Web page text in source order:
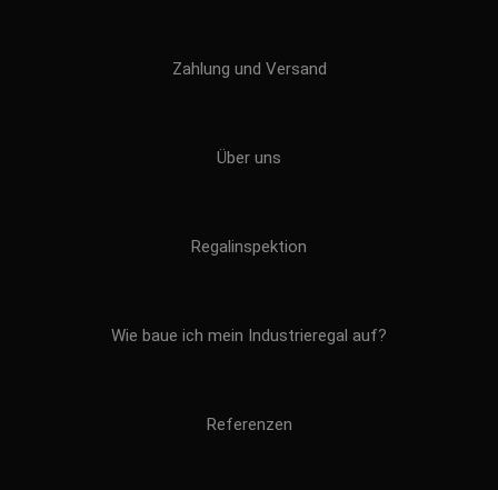
Zahlung und Versand
Über uns
Regalinspektion
Wie baue ich mein Industrieregal auf?
Referenzen